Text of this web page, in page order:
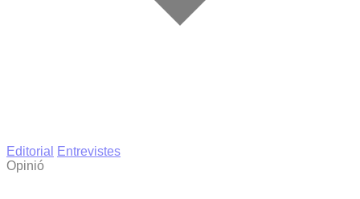
Editorial
Entrevistes
Opinió